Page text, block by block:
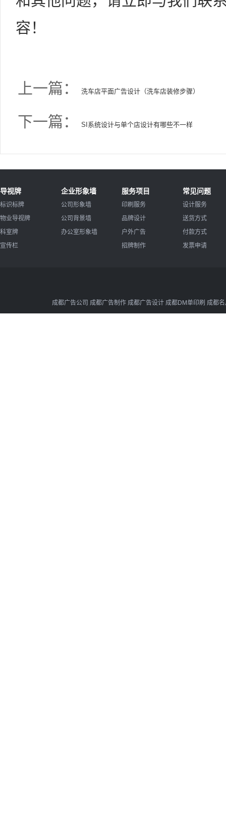
容！
上一篇： 洗车店平面广告设计（洗车店装修步骤）
下一篇： SI系统设计与单个店设计有哪些不一样
导视牌
标识标牌
物业导视牌
科室牌
宣传栏
企业形象墙
公司形象墙
公司背景墙
办公室形象墙
服务项目
印刷服务
品牌设计
户外广告
招牌制作
常见问题
设计服务
送货方式
付款方式
发票申请
成都广告公司 成都广告制作 成都广告设计 成都DM单印刷 成都